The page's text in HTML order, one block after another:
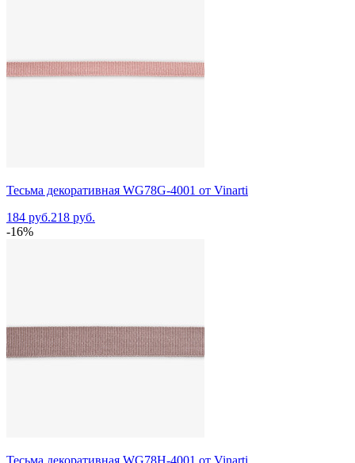
Тесьма декоративная WG78G-4001 от Vinarti
184 руб.218 руб.
-16%